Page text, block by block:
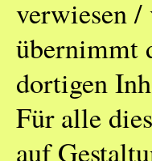
verwiesen
übernimmt
dortigen
Für alle
auf